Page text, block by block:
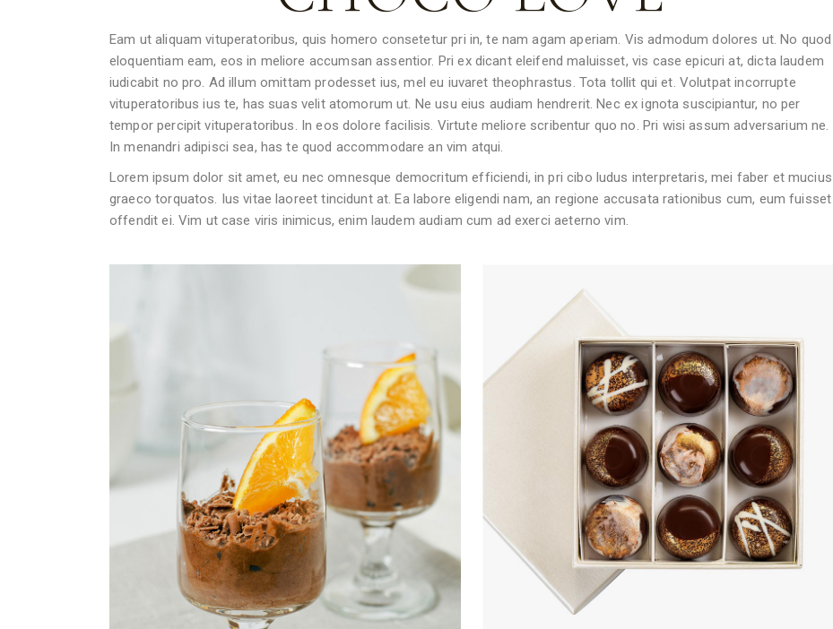
Eam ut aliquam vituperatoribus, quis homero consetetur pri in, te nam agam aperiam. Vis admodum dolores ut. No quod
eloquentiam eam, eos in meliore accumsan assentior. Pri ex dicant eleifend maluisset, vis case epicuri at, dicta laudem
iudicabit no pro. Ad illum omittam prodesset ius, mel eu iuvaret theophrastus. Tota tollit qui et. Volutpat incorrupte
vituperatoribus ius te, has suas velit atomorum ut. Ne usu eius audiam hendrerit. Nec ex ignota suscipiantur, no per
tempor percipit vituperatoribus. In eos dolore facilisis. Virtute meliore scribentur quo no. Pri wisi assum adversarium ne.
In menandri adipisci sea, has te quod accommodare an vim atqui.
Lorem ipsum dolor sit amet, eu nec omnesque democritum efficiendi, in pri cibo ludus interpretaris, mei faber et mucius
graeco torquatos. Ius vitae laoreet tincidunt at. Ea labore eligendi nam, an regione accusata rationibus cum, eum fuisset
offendit ei. Vim ut case viris inimicus, enim laudem audiam cum ad exerci aeterno vim.